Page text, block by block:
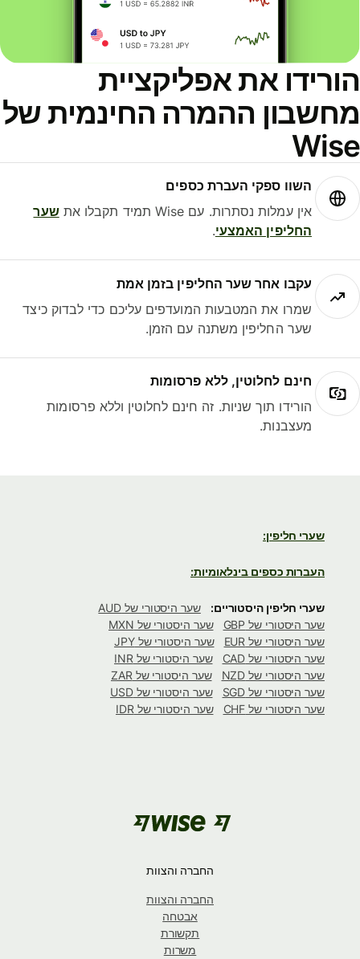
הורידו את אפליקציית
מחשבון ההמרה החינמית של
Wise
השוו ספקי העברת כספים
אין עמלות נסתרות. עם Wise תמיד תקבלו את
שער
החליפין האמצעי.
עקבו אחר שער החליפין בזמן אמת
שמרו את המטבעות המועדפים עליכם כדי לבדוק כיצד
שער החליפין משתנה עם הזמן.
חינם לחלוטין, ללא פרסומות
הורידו תוך שניות. זה חינם לחלוטין וללא פרסומות
מעצבנות.
שערי חליפין:
העברות כספים בינלאומיות:
שערי חליפין היסטוריים:
שער היסטורי של AUD
שער היסטורי של GBP
שער היסטורי של MXN
שער היסטורי של EUR
שער היסטורי של JPY
שער היסטורי של CAD
שער היסטורי של INR
שער היסטורי של NZD
שער היסטורי של ZAR
שער היסטורי של SGD
שער היסטורי של USD
שער היסטורי של CHF
שער היסטורי של IDR
החברה והצוות
החברה והצוות
אבטחה
תקשורת
משרות